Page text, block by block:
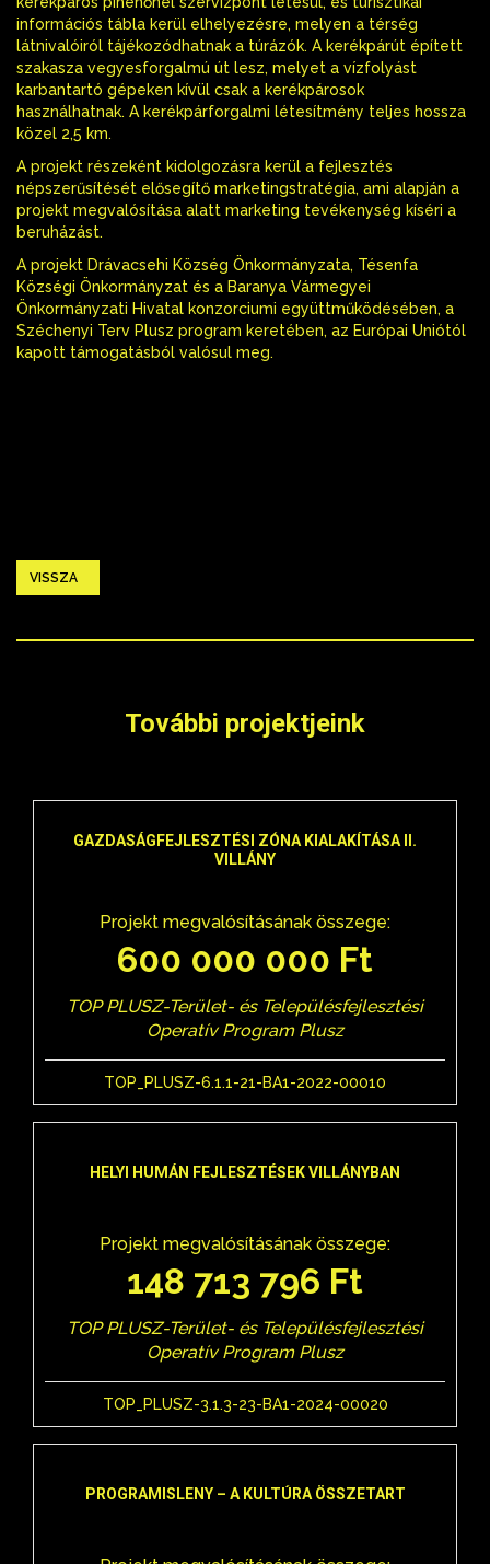
információs tábla kerül elhelyezésre, melyen a térség
látnivalóiról tájékozódhatnak a túrázók. A kerékpárút épített
szakasza vegyesforgalmú út lesz, melyet a vízfolyást
karbantartó gépeken kívül csak a kerékpárosok
használhatnak. A kerékpárforgalmi létesítmény teljes hossza
közel 2,5 km.
A projekt részeként kidolgozásra kerül a fejlesztés
népszerűsítését elősegítő marketingstratégia, ami alapján a
projekt megvalósítása alatt marketing tevékenység kíséri a
beruházást.
A projekt Drávacsehi Község Önkormányzata, Tésenfa
Községi Önkormányzat és a Baranya Vármegyei
Önkormányzati Hivatal konzorciumi együttműködésében, a
Széchenyi Terv Plusz program keretében, az Európai Uniótól
kapott támogatásból valósul meg.
VISSZA
További projektjeink
GAZDASÁGFEJLESZTÉSI ZÓNA KIALAKÍTÁSA II.
VILLÁNY
Projekt megvalósításának összege:
600 000 000 Ft
TOP PLUSZ-Terület- és Településfejlesztési
Operatív Program Plusz
TOP_PLUSZ-6.1.1-21-BA1-2022-00010
HELYI HUMÁN FEJLESZTÉSEK VILLÁNYBAN
Projekt megvalósításának összege:
148 713 796 Ft
TOP PLUSZ-Terület- és Településfejlesztési
Operatív Program Plusz
TOP_PLUSZ-3.1.3-23-BA1-2024-00020
PROGRAMISLENY – A KULTÚRA ÖSSZETART